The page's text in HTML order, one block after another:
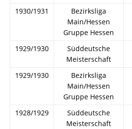
1930/1931
Bezirksliga
Main/Hessen
Gruppe Hessen
1929/1930
Süddeutsche
Meisterschaft
1929/1930
Bezirksliga
Main/Hessen
Gruppe Hessen
1928/1929
Süddeutsche
Meisterschaft